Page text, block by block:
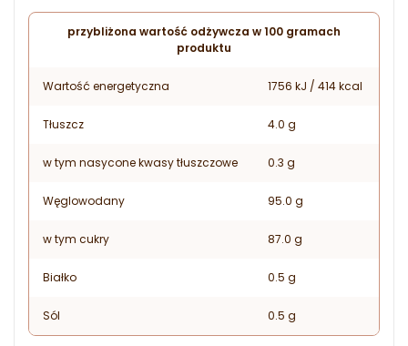
przybliżona wartość odżywcza w 100 gramach
produktu
Wartość energetyczna 1756 kJ / 414 kcal
Tłuszcz 4.0 g
w tym nasycone kwasy tłuszczowe 0.3 g
Węglowodany 95.0 g
w tym cukry 87.0 g
Białko 0.5 g
Sól 0.5 g